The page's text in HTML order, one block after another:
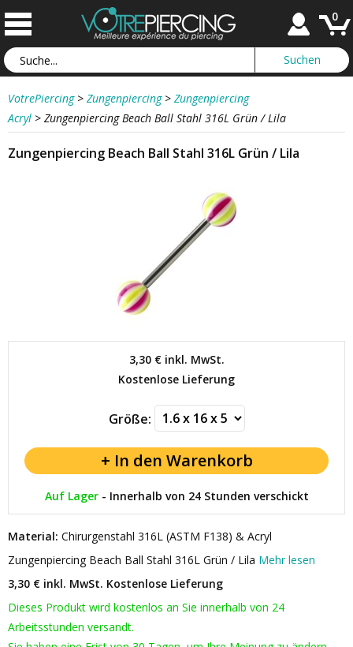
0
VotrePiercing > Zungenpiercing > Zungenpiercing
Acryl > Zungenpiercing Beach Ball Stahl 316L Grün / Lila
Zungenpiercing Beach Ball Stahl 316L Grün / Lila
3,30 €inkl. MwSt.
Kostenlose Lieferung
Größe:
Auf Lager- Innerhalb von 24 Stunden verschickt
Material: Chirurgenstahl 316L (ASTM F138) & Acryl
Zungenpiercing Beach Ball Stahl 316L Grün / Lila Mehr lesen
3,30 € inkl. MwSt. Kostenlose Lieferung
Dieses Produkt wird kostenlos an Sie innerhalb von 24
Arbeitsstunden versandt.